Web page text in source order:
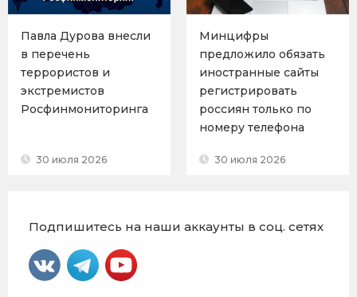
Павла Дурова внесли
в перечень
террористов и
экстремистов
Росфинмониторинга
30 июля 2026
Минцифры
предложило обязать
иностранные сайты
регистрировать
россиян только по
номеру телефона
30 июля 2026
Подпишитесь на наши аккаунты в соц. сетях